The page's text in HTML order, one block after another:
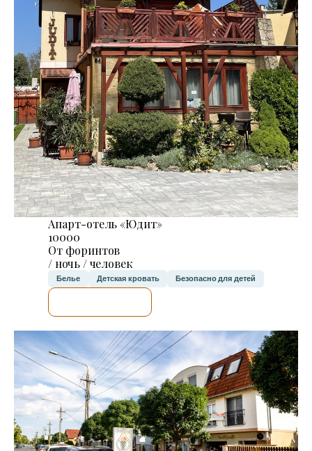
Апарт-отель «Юдит»
10000
От форинтов
/ ночь / человек
Белье Детская кровать Безопасно для детей